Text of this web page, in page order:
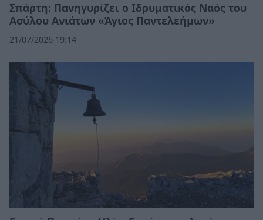
Σπάρτη: Πανηγυρίζει ο Ιδρυματικός Ναός του
Ασύλου Ανιάτων «Άγιος Παντελεήμων»
21/07/2026 19:14